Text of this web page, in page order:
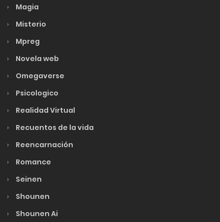
Magia
Misterio
Mpreg
Novela web
Omegaverse
Psicologico
Realidad Virtual
Recuentos de la vida
Reencarnación
Romance
Seinen
Shounen
Shounen Ai